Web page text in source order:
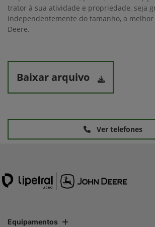
trator à sua atividade e propriedade, seja
independentemente do tamanho, a melhor
Deere.
Baixar arquivo
Ver telefones
Equipamentos